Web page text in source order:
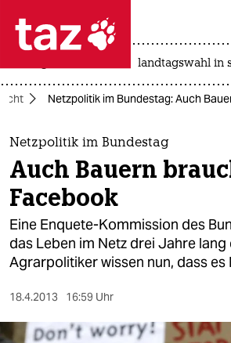
 taz zahl ich
taz zahl ich
themen
politik
öko
gesellschaft
sport
landtagswahl in
Netzpolitik im Bundestag: Auch
Netzpolitik im Bundestag
Auch Bauern
Facebook
Eine Enquete-Kommission des
das Leben im Netz drei Jahre lang
Agrarpolitiker wissen nun, dass
18.4.2013 16:59 Uhr